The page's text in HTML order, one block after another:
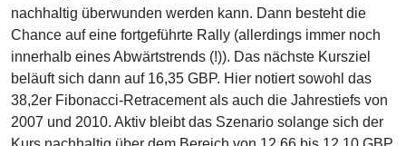
nachhaltig überwunden werden kann. Dann besteht die
Chance auf eine fortgeführte Rally (allerdings immer noch
innerhalb eines Abwärtstrends (!)). Das nächste Kursziel
beläuft sich dann auf 16,35 GBP. Hier notiert sowohl das
38,2er Fibonacci-Retracement als auch die Jahrestiefs von
2007 und 2010. Aktiv bleibt das Szenario solange sich der